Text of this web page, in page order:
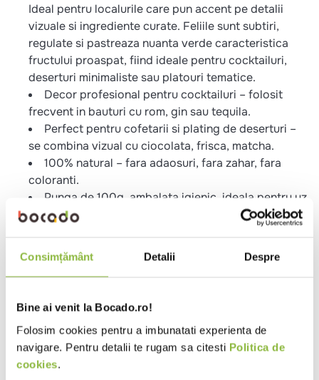
Consimțământ Detalii Despre
Bine ai venit la Bocado.ro!
Folosim cookies pentru a imbunatati experienta de
navigare. Pentru detalii te rugam sa citesti Politica de
cookies.
Ideal pentru localurile care pun accent pe detalii
vizuale si ingrediente curate. Feliile sunt subtiri,
regulate si pastreaza nuanta verde caracteristica
fructului proaspat, fiind ideale pentru cocktailuri,
deserturi minimaliste sau platouri tematice.
Decor profesional pentru cocktailuri – folosit
frecvent in bauturi cu rom, gin sau tequila.
Perfect pentru cofetarii si plating de deserturi –
se combina vizual cu ciocolata, frisca, matcha.
100% natural – fara adaosuri, fara zahar, fara
coloranti.
Punga de 100g, ambalata igienic, ideala pentru uz
frecvent in baruri si restaurante.
Termen de valabilitate 6 luni – pastrare usoara,
fara pierderi de produs.
Potrivite pentru:
Baruri & cocktail bars – Mojito, Margarita,
Caipirinha.
Brutarii artizanale & raw desserts – ca element
decorativ acidulat.
Restaurante cu plating creativ – pentru contrast
cromatic.